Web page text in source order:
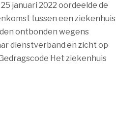
januari 2022 oordeelde de
tussen een ziekenhuis
ontbonden wegens
dienstverband en zicht op
Het ziekenhuis